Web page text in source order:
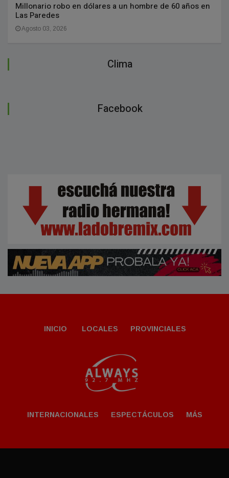
Millonario robo en dólares a un hombre de 60 años en
Las Paredes
Agosto 03, 2026
Clima
Facebook
INICIO LOCALES PROVINCIALES
INTERNACIONALES ESPECTÁCULOS MÁS